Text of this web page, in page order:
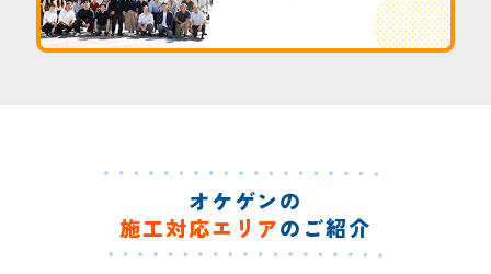
オケゲンの
施工対応エリアのご紹介